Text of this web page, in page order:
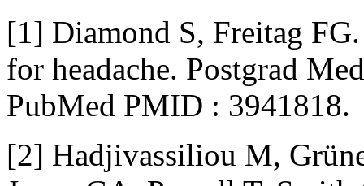
[1] Diamond S, Freitag
for headache. Postgrad
PubMed PMID : 3941818.
[2] Hadjivassiliou M,